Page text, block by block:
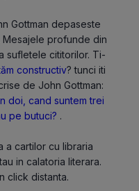
Gottman depaseste
Mesajele profunde din
sufletele cititorilor. Ti-
constructiv? tunci iti
de John Gottman:
doi, cand suntem trei
pe butuci? .
a cartilor cu libraria
in calatoria literara.
click distanta.